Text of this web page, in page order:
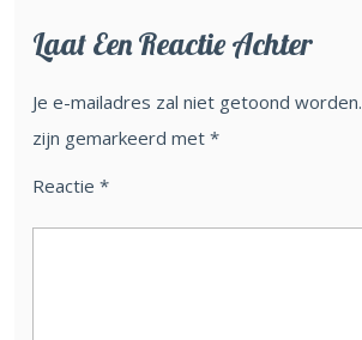
Laat Een Reactie Achter
Je e-mailadres zal niet getoond worden.
zijn gemarkeerd met *
Reactie *